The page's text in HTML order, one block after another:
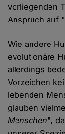
vorliegenden
Anspruch auf
Wie andere
evolutionäre
allerdings
Vorzeichen
lebenden
glauben
Menschen",